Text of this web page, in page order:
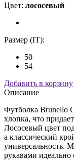
Цвет: лососевый
Размер (IT):
50
54
Добавить в корзину
Описание
Футболка Brunello
хлопка, что
Лососевый цвет
а классический
универсальность.
рукавами идеально